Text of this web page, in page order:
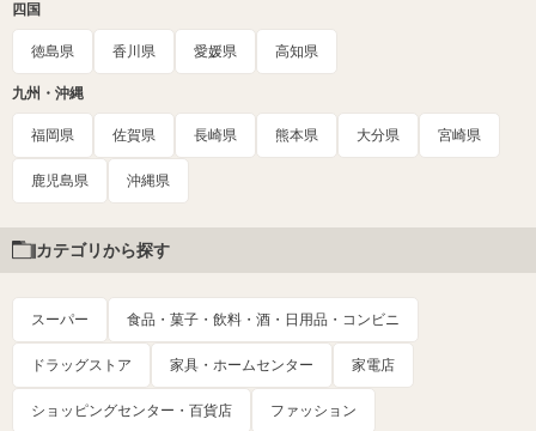
四国
徳島県 香川県 愛媛県 高知県
九州・沖縄
福岡県 佐賀県 長崎県 熊本県 大分県 宮崎県
鹿児島県 沖縄県
カテゴリから探す
スーパー 食品・菓子・飲料・酒・日用品・コンビニ
ドラッグストア 家具・ホームセンター 家電店
ショッピングセンター・百貨店 ファッション